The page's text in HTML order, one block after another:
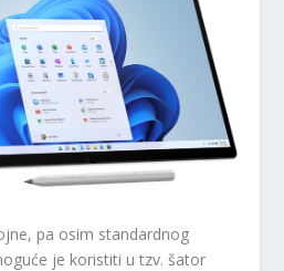
pa osim standardnog
je koristiti u tzv. šator